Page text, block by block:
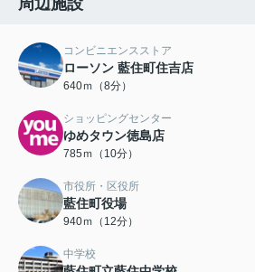
周辺施設
コンビニエンスストア
ローソン 藍住町住吉店
640ｍ（8分）
ショッピングセンター
ゆめタウン徳島店
785ｍ（10分）
市役所・区役所
藍住町役場
940ｍ（12分）
中学校